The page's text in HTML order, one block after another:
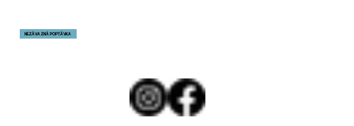
NEZÁVAZNÁ POPTÁVKA